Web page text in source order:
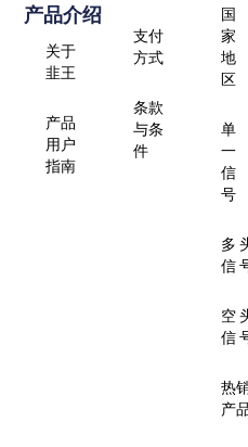
产品介绍
关于
韭王
产品
用户
指南
国
家
地
区
单
一
信
号
多
信
空
信
热
产
支付
方式
条款
与条
件